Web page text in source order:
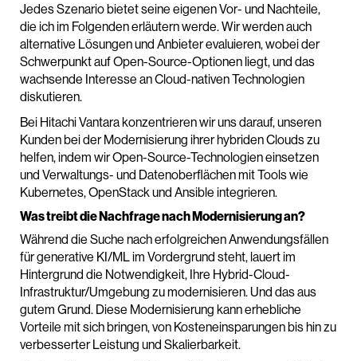
Jedes Szenario bietet seine eigenen Vor- und Nachteile,
die ich im Folgenden erläutern werde. Wir werden auch
alternative Lösungen und Anbieter evaluieren, wobei der
Schwerpunkt auf Open-Source-Optionen liegt, und das
wachsende Interesse an Cloud-nativen Technologien
diskutieren.
Bei Hitachi Vantara konzentrieren wir uns darauf, unseren
Kunden bei der Modernisierung ihrer hybriden Clouds zu
helfen, indem wir Open-Source-Technologien einsetzen
und Verwaltungs- und Datenoberflächen mit Tools wie
Kubernetes, OpenStack und Ansible integrieren.
Was treibt die Nachfrage nach Modernisierung an?
Während die Suche nach erfolgreichen Anwendungsfällen
für generative KI/ML im Vordergrund steht, lauert im
Hintergrund die Notwendigkeit, Ihre Hybrid-Cloud-
Infrastruktur/Umgebung zu modernisieren. Und das aus
gutem Grund. Diese Modernisierung kann erhebliche
Vorteile mit sich bringen, von Kosteneinsparungen bis hin zu
verbesserter Leistung und Skalierbarkeit.